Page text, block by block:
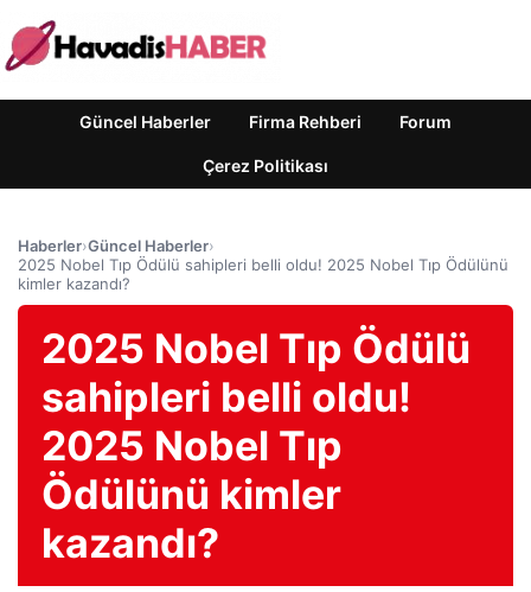
Güncel Haberler Firma Rehberi Forum
Çerez Politikası
Haberler›Güncel Haberler›
2025 Nobel Tıp Ödülü sahipleri belli oldu! 2025 Nobel Tıp Ödülünü
kimler kazandı?
2025 Nobel Tıp Ödülü
sahipleri belli oldu!
2025 Nobel Tıp
Ödülünü kimler
kazandı?